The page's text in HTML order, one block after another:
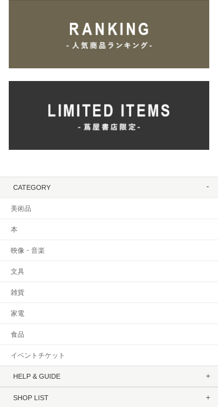
CATEGORY
美術品
本
映像・音楽
文具
雑貨
家電
食品
イベントチケット
HELP & GUIDE
SHOP LIST